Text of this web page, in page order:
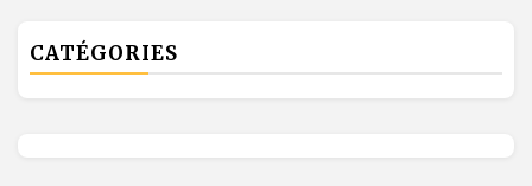
CATÉGORIES